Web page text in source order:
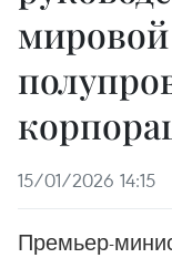
мировой
15/01/2026 14:15
Премьер-